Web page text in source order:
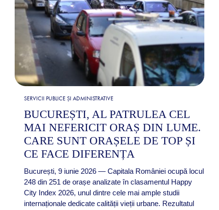
SERVICII PUBLICE ȘI ADMINISTRATIVE
BUCUREȘTI, AL PATRULEA CEL
MAI NEFERICIT ORAȘ DIN LUME.
CARE SUNT ORAȘELE DE TOP ȘI
CE FACE DIFERENȚA
București, 9 iunie 2026 — Capitala României ocupă locul
248 din 251 de orașe analizate în clasamentul Happy
City Index 2026, unul dintre cele mai ample studii
internaționale dedicate calității vieții urbane. Rezultatul